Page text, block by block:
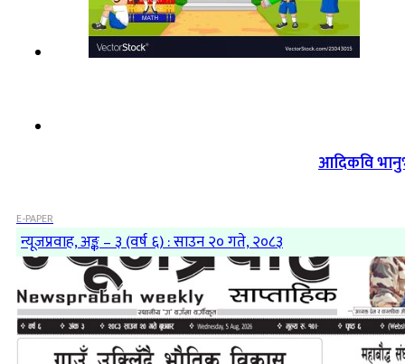
आदिकवि
E-PAPER
न्यूजप्रवाह, अङ्क – ३ (वर्ष ६) : साउन २० गते, २०८३